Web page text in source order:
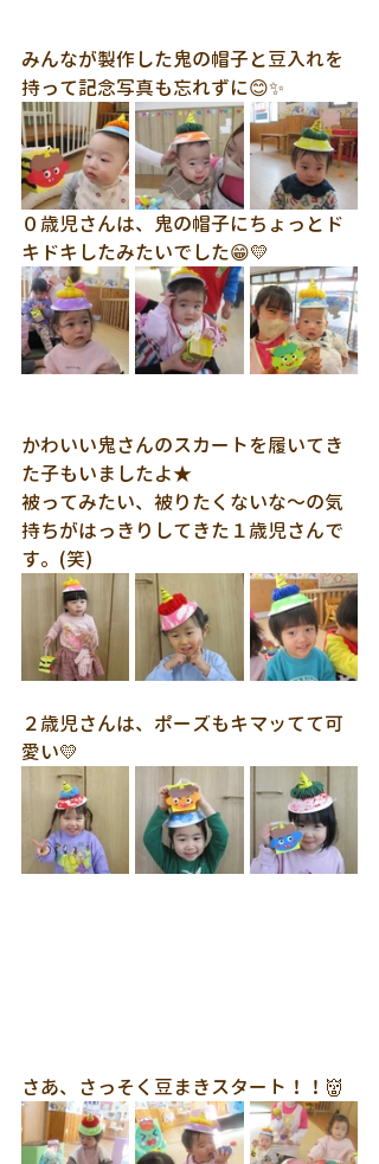
みんなが製作した鬼の帽子と豆入れを
持って記念写真も忘れずに😊✨
０歳児さんは、鬼の帽子にちょっとド
キドキしたみたいでした😁💛
かわいい鬼さんのスカートを履いてき
た子もいましたよ★
被ってみたい、被りたくないな～の気
持ちがはっきりしてきた１歳児さんで
す。(笑)
２歳児さんは、ポーズもキマッてて可
愛い💛
さあ、さっそく豆まきスタート！！👹